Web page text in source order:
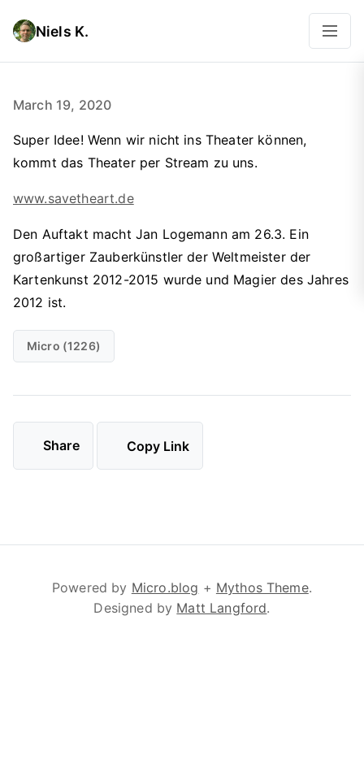
Niels K.
March 19, 2020
Super Idee! Wenn wir nicht ins Theater können,
kommt das Theater per Stream zu uns.
www.savetheart.de
Den Auftakt macht Jan Logemann am 26.3. Ein
großartiger Zauberkünstler der Weltmeister der
Kartenkunst 2012-2015 wurde und Magier des Jahres
2012 ist.
Micro (1226)
Share Copy Link
Powered by Micro.blog + Mythos Theme.
Designed by Matt Langford.